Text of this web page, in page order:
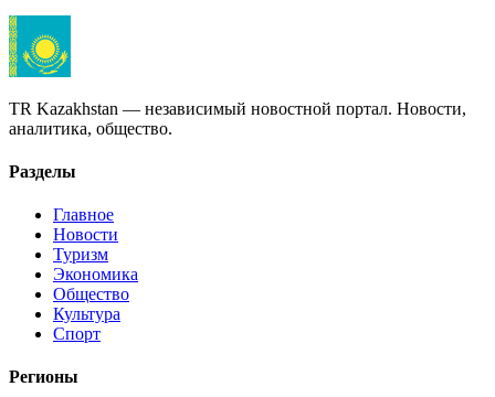
TR Kazakhstan — независимый новостной портал. Новости,
аналитика, общество.
Разделы
Главное
Новости
Туризм
Экономика
Общество
Культура
Спорт
Регионы